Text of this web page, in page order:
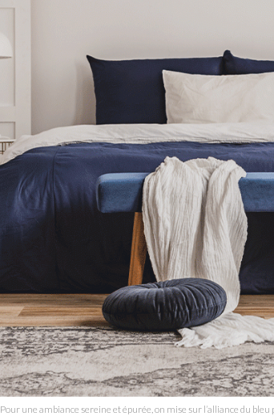
Pour une ambiance sereine et épurée, on mise sur l’alliance du